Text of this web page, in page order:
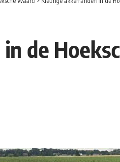
de